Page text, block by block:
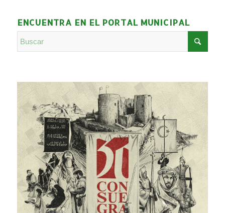
ENCUENTRA EN EL PORTAL MUNICIPAL